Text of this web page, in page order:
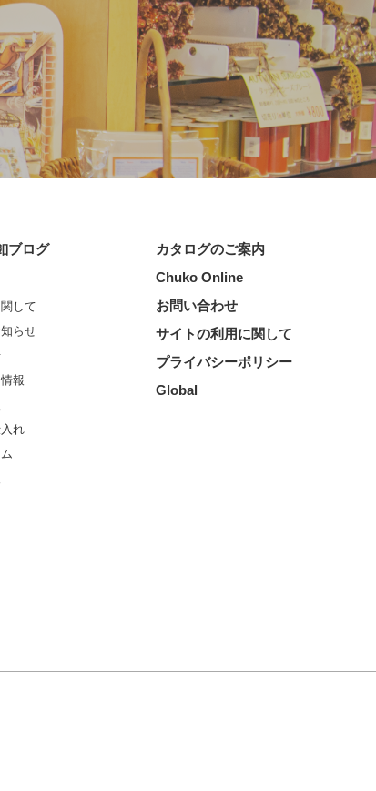
ブログ
して
らせ
報
れ
カタログのご案内
Chuko Online
お問い合わせ
サイトの利用に関して
プライバシーポリシー
Global